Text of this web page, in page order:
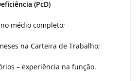
(PcD)
médio completo;
na Carteira de Trabalho;
– experiência na função.